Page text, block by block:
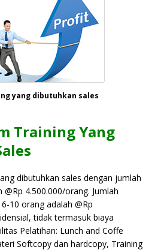
yang dibutuhkan sales
Training Yang
dibutuhkan sales dengan jumlah
4.500.000/orang. Jumlah
10 orang adalah @Rp
tidak termasuk biaya
Pelatihan: Lunch and Coffe
Softcopy dan hardcopy, Training